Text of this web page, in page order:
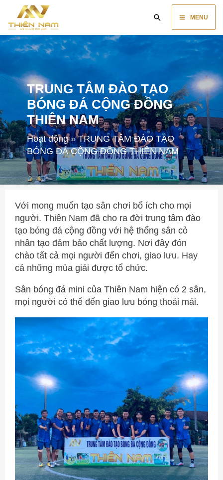
content
SearchMain
Menu
MENU
TRUNG TÂM ĐÀO TẠO
BÓNG ĐÁ CỘNG ĐỒNG
THIÊN NAM
Hoạt động»TRUNG TÂM ĐÀO TẠO
BÓNG ĐÁ CỘNG ĐỒNG THIÊN NAM
Với mong muốn tạo sân chơi bổ ích cho mọi
người. Thiên Nam đã cho ra đời trung tâm đào
tạo bóng đá cộng đồng với hệ thống sân cỏ
nhân tạo đảm bảo chất lượng. Nơi đây đón
chào tất cả mọi người đến chơi, giao lưu. Hay
cả những mùa giải được tổ chức.
Sân bóng đá mini của Thiên Nam hiện có 2 sân,
mọi người có thể đến giao lưu bóng thoải mái.